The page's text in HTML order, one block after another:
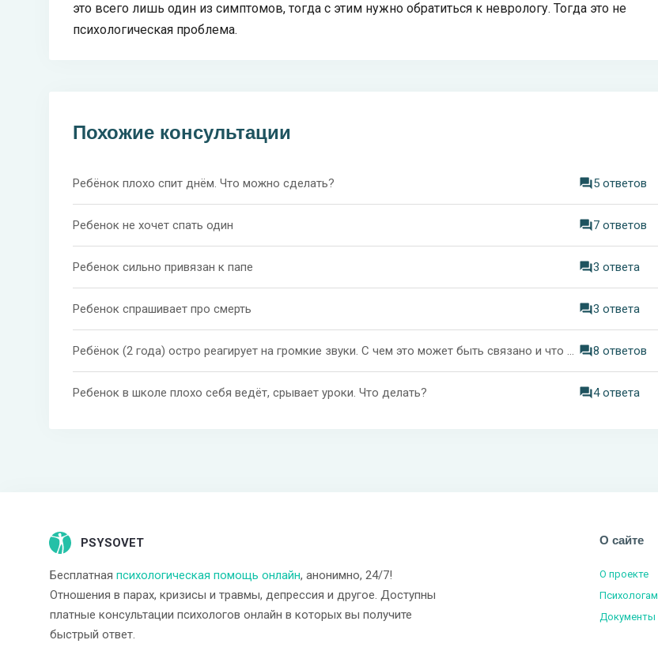
это всего лишь один из симптомов, тогда с этим нужно обратиться к неврологу. Тогда это не
психологическая проблема.
Похожие консультации
Ребёнок плохо спит днём. Что можно сделать? 5 ответов
Ребенок не хочет спать один 7 ответов
Ребенок сильно привязан к папе 3 ответа
Ребенок спрашивает про смерть 3 ответа
Ребёнок (2 года) остро реагирует на громкие звуки. С чем это может быть связано и что делать? 8 ответов
Ребенок в школе плохо себя ведёт, срывает уроки. Что делать? 4 ответа
PSYSOVET
Бесплатная психологическая помощь онлайн, анонимно, 24/7!
Отношения в парах, кризисы и травмы, депрессия и другое. Доступны
платные консультации психологов онлайн в которых вы получите
быстрый ответ.
О сайте
О проекте
Психологам
Документы